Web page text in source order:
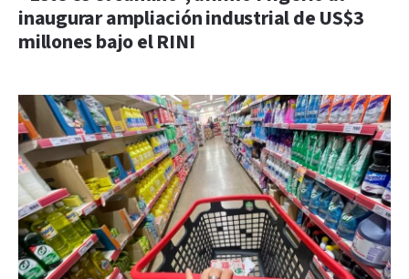
inaugurar ampliación industrial de US$3
millones bajo el RINI